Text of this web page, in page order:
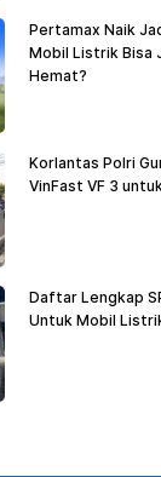
Pertamax Naik
Mobil Listrik Bisa
Hemat?
Korlantas Polri
VinFast VF 3
Daftar Lengkap
Untuk Mobil